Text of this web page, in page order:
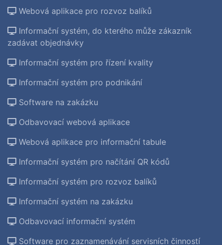
Webová aplikace pro rozvoz balíků
Informační systém, do kterého může zákazník
zadávat objednávky
Informační systém pro řízení kvality
Informační systém pro podnikání
Software na zakázku
Odbavovací webová aplikace
Webová aplikace pro informační tabule
Informační systém pro načítání QR kódů
Informační systém pro rozvoz balíků
Informační systém na zakázku
Odbavovací informační systém
Software pro zaznamenávání servisních činností